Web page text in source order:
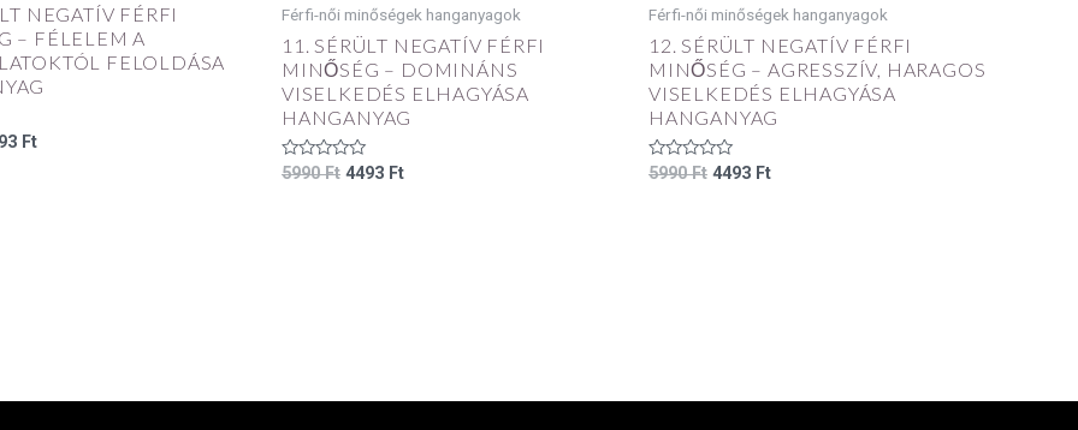
NEGATÍV FÉRFI
– FÉLELEM A
FELOLDÁSA
Ft
Férfi-női minőségek hanganyagok
11. SÉRÜLT NEGATÍV FÉRFI
MINŐSÉG – DOMINÁNS
VISELKEDÉS ELHAGYÁSA
HANGANYAG
Értékelés:
5990Ft 4493 Ft
Férfi-női minőségek hanganyagok
12. SÉRÜLT NEGATÍV FÉRFI
MINŐSÉG – AGRESSZÍV, HARAGOS
VISELKEDÉS ELHAGYÁSA
HANGANYAG
Értékelés:
5990Ft 4493 Ft